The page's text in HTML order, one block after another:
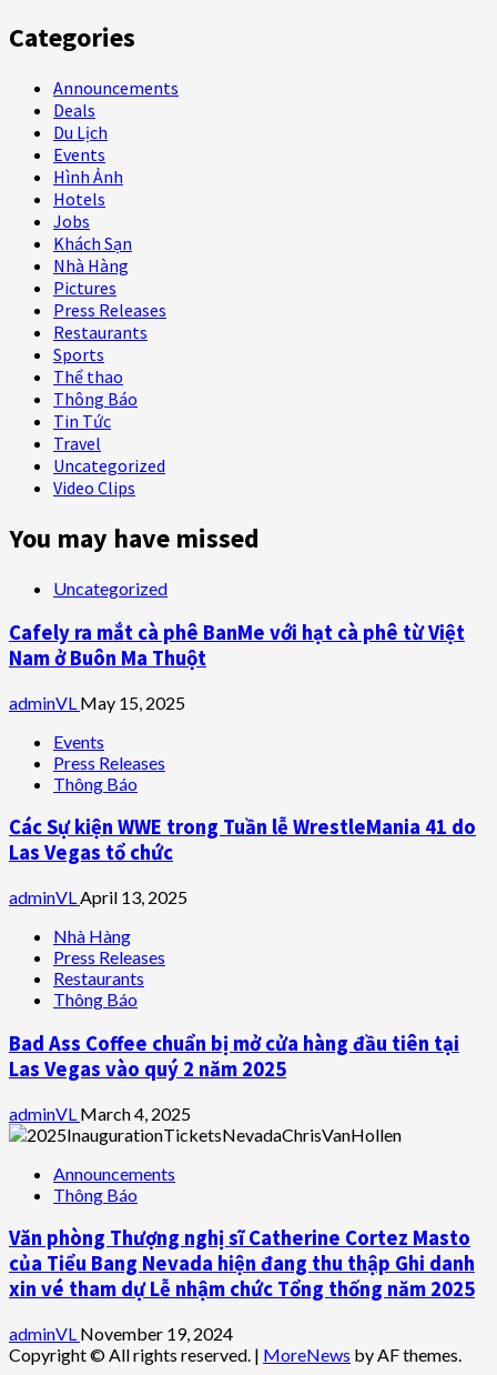
Categories
Announcements
Deals
Du Lịch
Events
Hình Ảnh
Hotels
Jobs
Khách Sạn
Nhà Hàng
Pictures
Press Releases
Restaurants
Sports
Thể thao
Thông Báo
Tin Tức
Travel
Uncategorized
Video Clips
You may have missed
Uncategorized
Cafely ra mắt cà phê BanMe với hạt cà phê từ Việt
Nam ở Buôn Ma Thuột
adminVL May 15, 2025
Events
Press Releases
Thông Báo
Các Sự kiện WWE trong Tuần lễ WrestleMania 41 do
Las Vegas tổ chức
adminVLApril 13, 2025
Nhà Hàng
Press Releases
Restaurants
Thông Báo
Bad Ass Coffee chuẩn bị mở cửa hàng đầu tiên tại
Las Vegas vào quý 2 năm 2025
adminVL March 4, 2025
Announcements
Thông Báo
Văn phòng Thượng nghị sĩ Catherine Cortez Masto
của Tiểu Bang Nevada hiện đang thu thập Ghi danh
xin vé tham dự Lễ nhậm chức Tổng thống năm 2025
adminVL November 19, 2024
Copyright © All rights reserved. | MoreNews by AF themes.